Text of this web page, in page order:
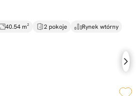
40.54 m² 2 pokoje
Rynek wtórny